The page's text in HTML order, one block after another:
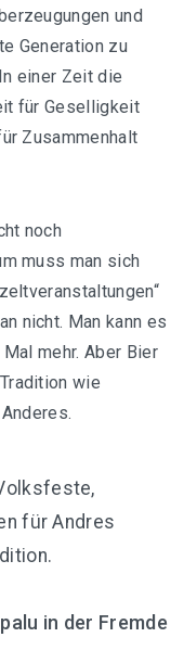
und
Generation zu
einer Zeit die
für Geselligkeit
Zusammenhalt
noch
muss man sich
nicht. Man kann es
mehr. Aber Bier
wie
für Andres
in der Fremde